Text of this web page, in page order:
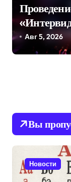
в 2026
Авг 5, 2026
Вы
Новости